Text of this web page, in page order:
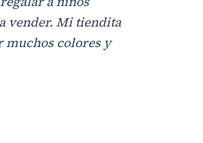
vender. Mi tiendita
muchos colores y